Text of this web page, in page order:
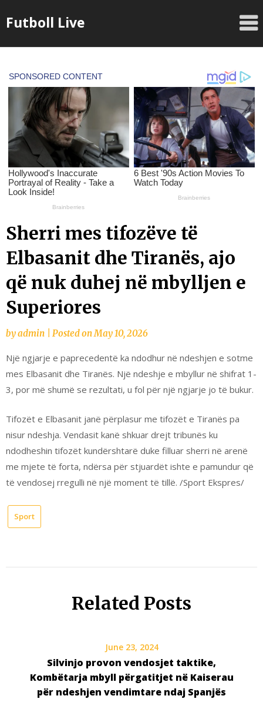
toFutboll Live
Sherri mes tifozëve të
Elbasanit dhe Tiranës, ajo
që nuk duhej në mbylljen e
Superiores
byadmin Posted onMay 10, 2026
Një ngjarje e paprecedentë ka ndodhur në ndeshjen e sotme
mes Elbasanit dhe Tiranës. Një ndeshje e mbyllur në shifrat 1-
3, por më shumë se rezultati, u fol për një ngjarje jo të bukur.
Tifozët e Elbasanit janë përplasur me tifozët e Tiranës pa
nisur ndeshja. Vendasit kanë shkuar drejt tribunës ku
ndodheshin tifozët kundërshtarë duke filluar sherri në arenë
me mjete të forta, ndërsa për stjuardët ishte e pamundur që
të vendosej rregulli në një moment të tillë. /Sport Ekspres/
Sport
Related Posts
June 23, 2024
Silvinjo provon vendosjet taktike,
Kombëtarja mbyll përgatitjet në Kaiserau
për ndeshjen vendimtare ndaj Spanjës